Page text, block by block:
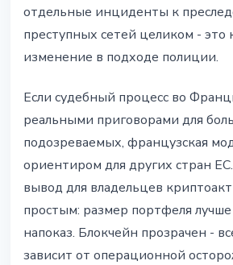
отдельные инциденты к
преступных сетей целиком - это
изменение в подходе полиции.
Если судебный процесс во
реальными приговорами для
подозреваемых, французская
ориентиром для других стран
вывод для владельцев
простым: размер портфеля
напоказ. Блокчейн прозрачен -
зависит от операционной